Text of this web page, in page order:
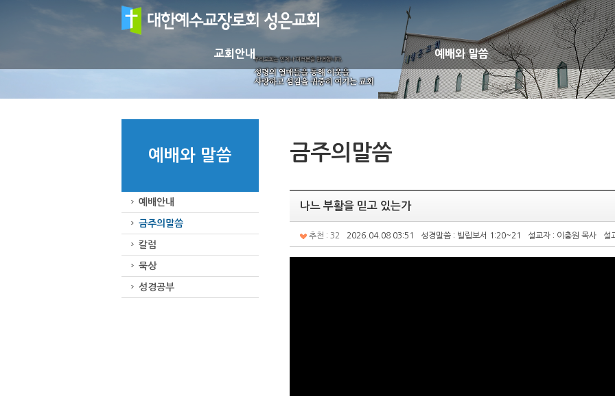
교회안내 예배와 말씀
예배와 말씀
예배안내
금주의말씀
칼럼
묵상
성경공부
금주의말씀
나느 부활을 믿고 있는가
추천 : 32 2026.04.08 03:51 성경말씀 : 빌립보서 1:20~21 설교자 : 이충원 목사 설